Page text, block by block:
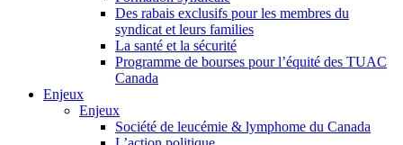
Des rabais exclusifs pour les membres du
syndicat et leurs families
La santé et la sécurité
Programme de bourses pour l’équité des TUAC
Canada
Enjeux
Enjeux
Société de leucémie & lymphome du Canada